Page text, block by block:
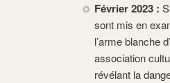
Février 2023 :
sont mis en
l’arme blanche
association
révélant la